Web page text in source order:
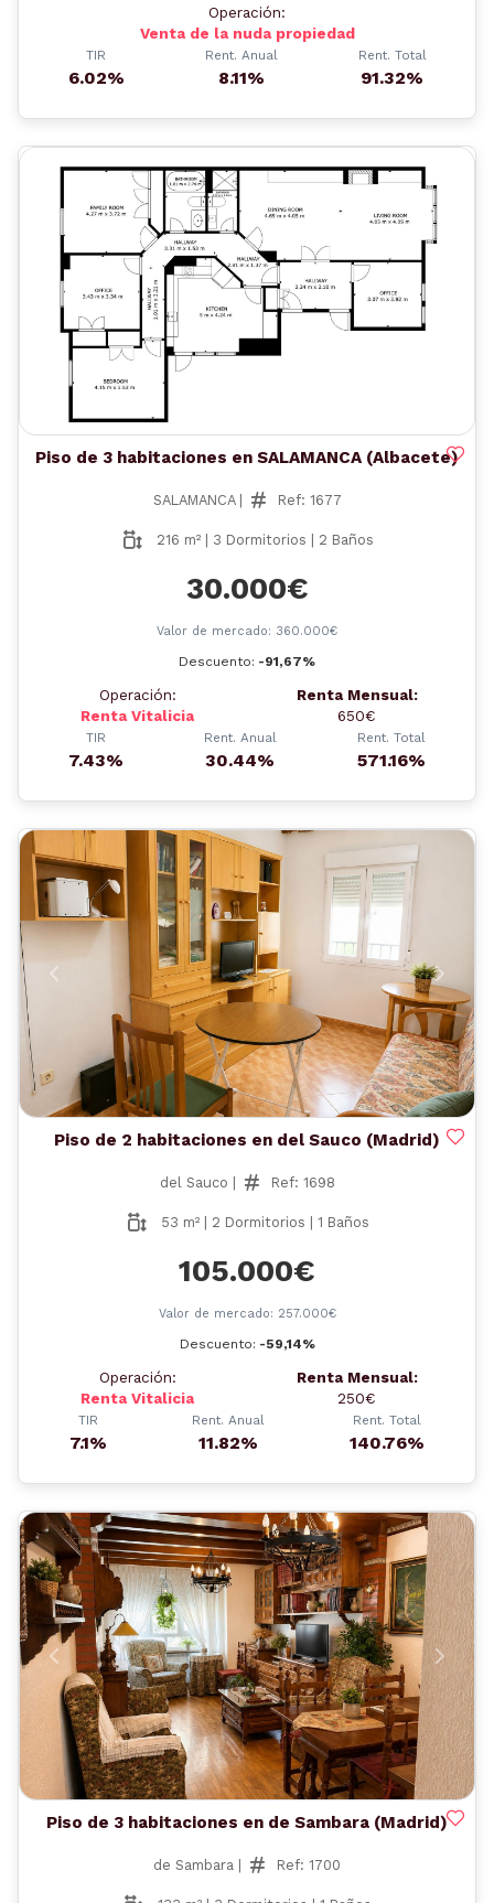
Operación:
Venta de la nuda propiedad
TIR
6.02%
Rent. Anual
8.11%
Rent. Total
91.32%
Anterior
Piso de 3 habitaciones en SALAMANCA (Albacete)
SALAMANCA | Ref: 1677
216 m² | 3 Dormitorios | 2 Baños
30.000€
Valor de mercado: 360.000€
Descuento: -91,67%
Operación:
Renta Vitalicia
Renta Mensual:
650€
TIR
7.43%
Rent. Anual
30.44%
Rent. Total
571.16%
Anterior
Piso de 2 habitaciones en del Sauco (Madrid)
del Sauco | Ref: 1698
53 m² | 2 Dormitorios | 1 Baños
105.000€
Valor de mercado: 257.000€
Descuento: -59,14%
Operación:
Renta Vitalicia
Renta Mensual:
250€
TIR
7.1%
Rent. Anual
11.82%
Rent. Total
140.76%
Anterior
Piso de 3 habitaciones en de Sambara (Madrid)
de Sambara | Ref: 1700